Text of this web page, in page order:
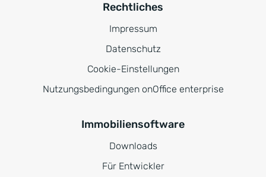
Rechtliches
Impressum
Datenschutz
Cookie-Einstellungen
Nutzungsbedingungen onOffice enterprise
Immobiliensoftware
Downloads
Für Entwickler